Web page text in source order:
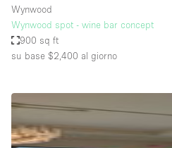
Sala conferenze
Sala riunioni
Spazio creativo
Spazio per Eventi
Wynwood
Wynwood spot - wine bar concept
900 sq ft
su base $2,400 al giorno